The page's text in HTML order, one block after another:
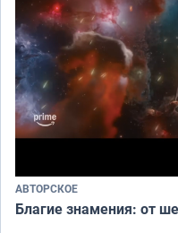
АВТОРСКОЕ
Благие знамения: от